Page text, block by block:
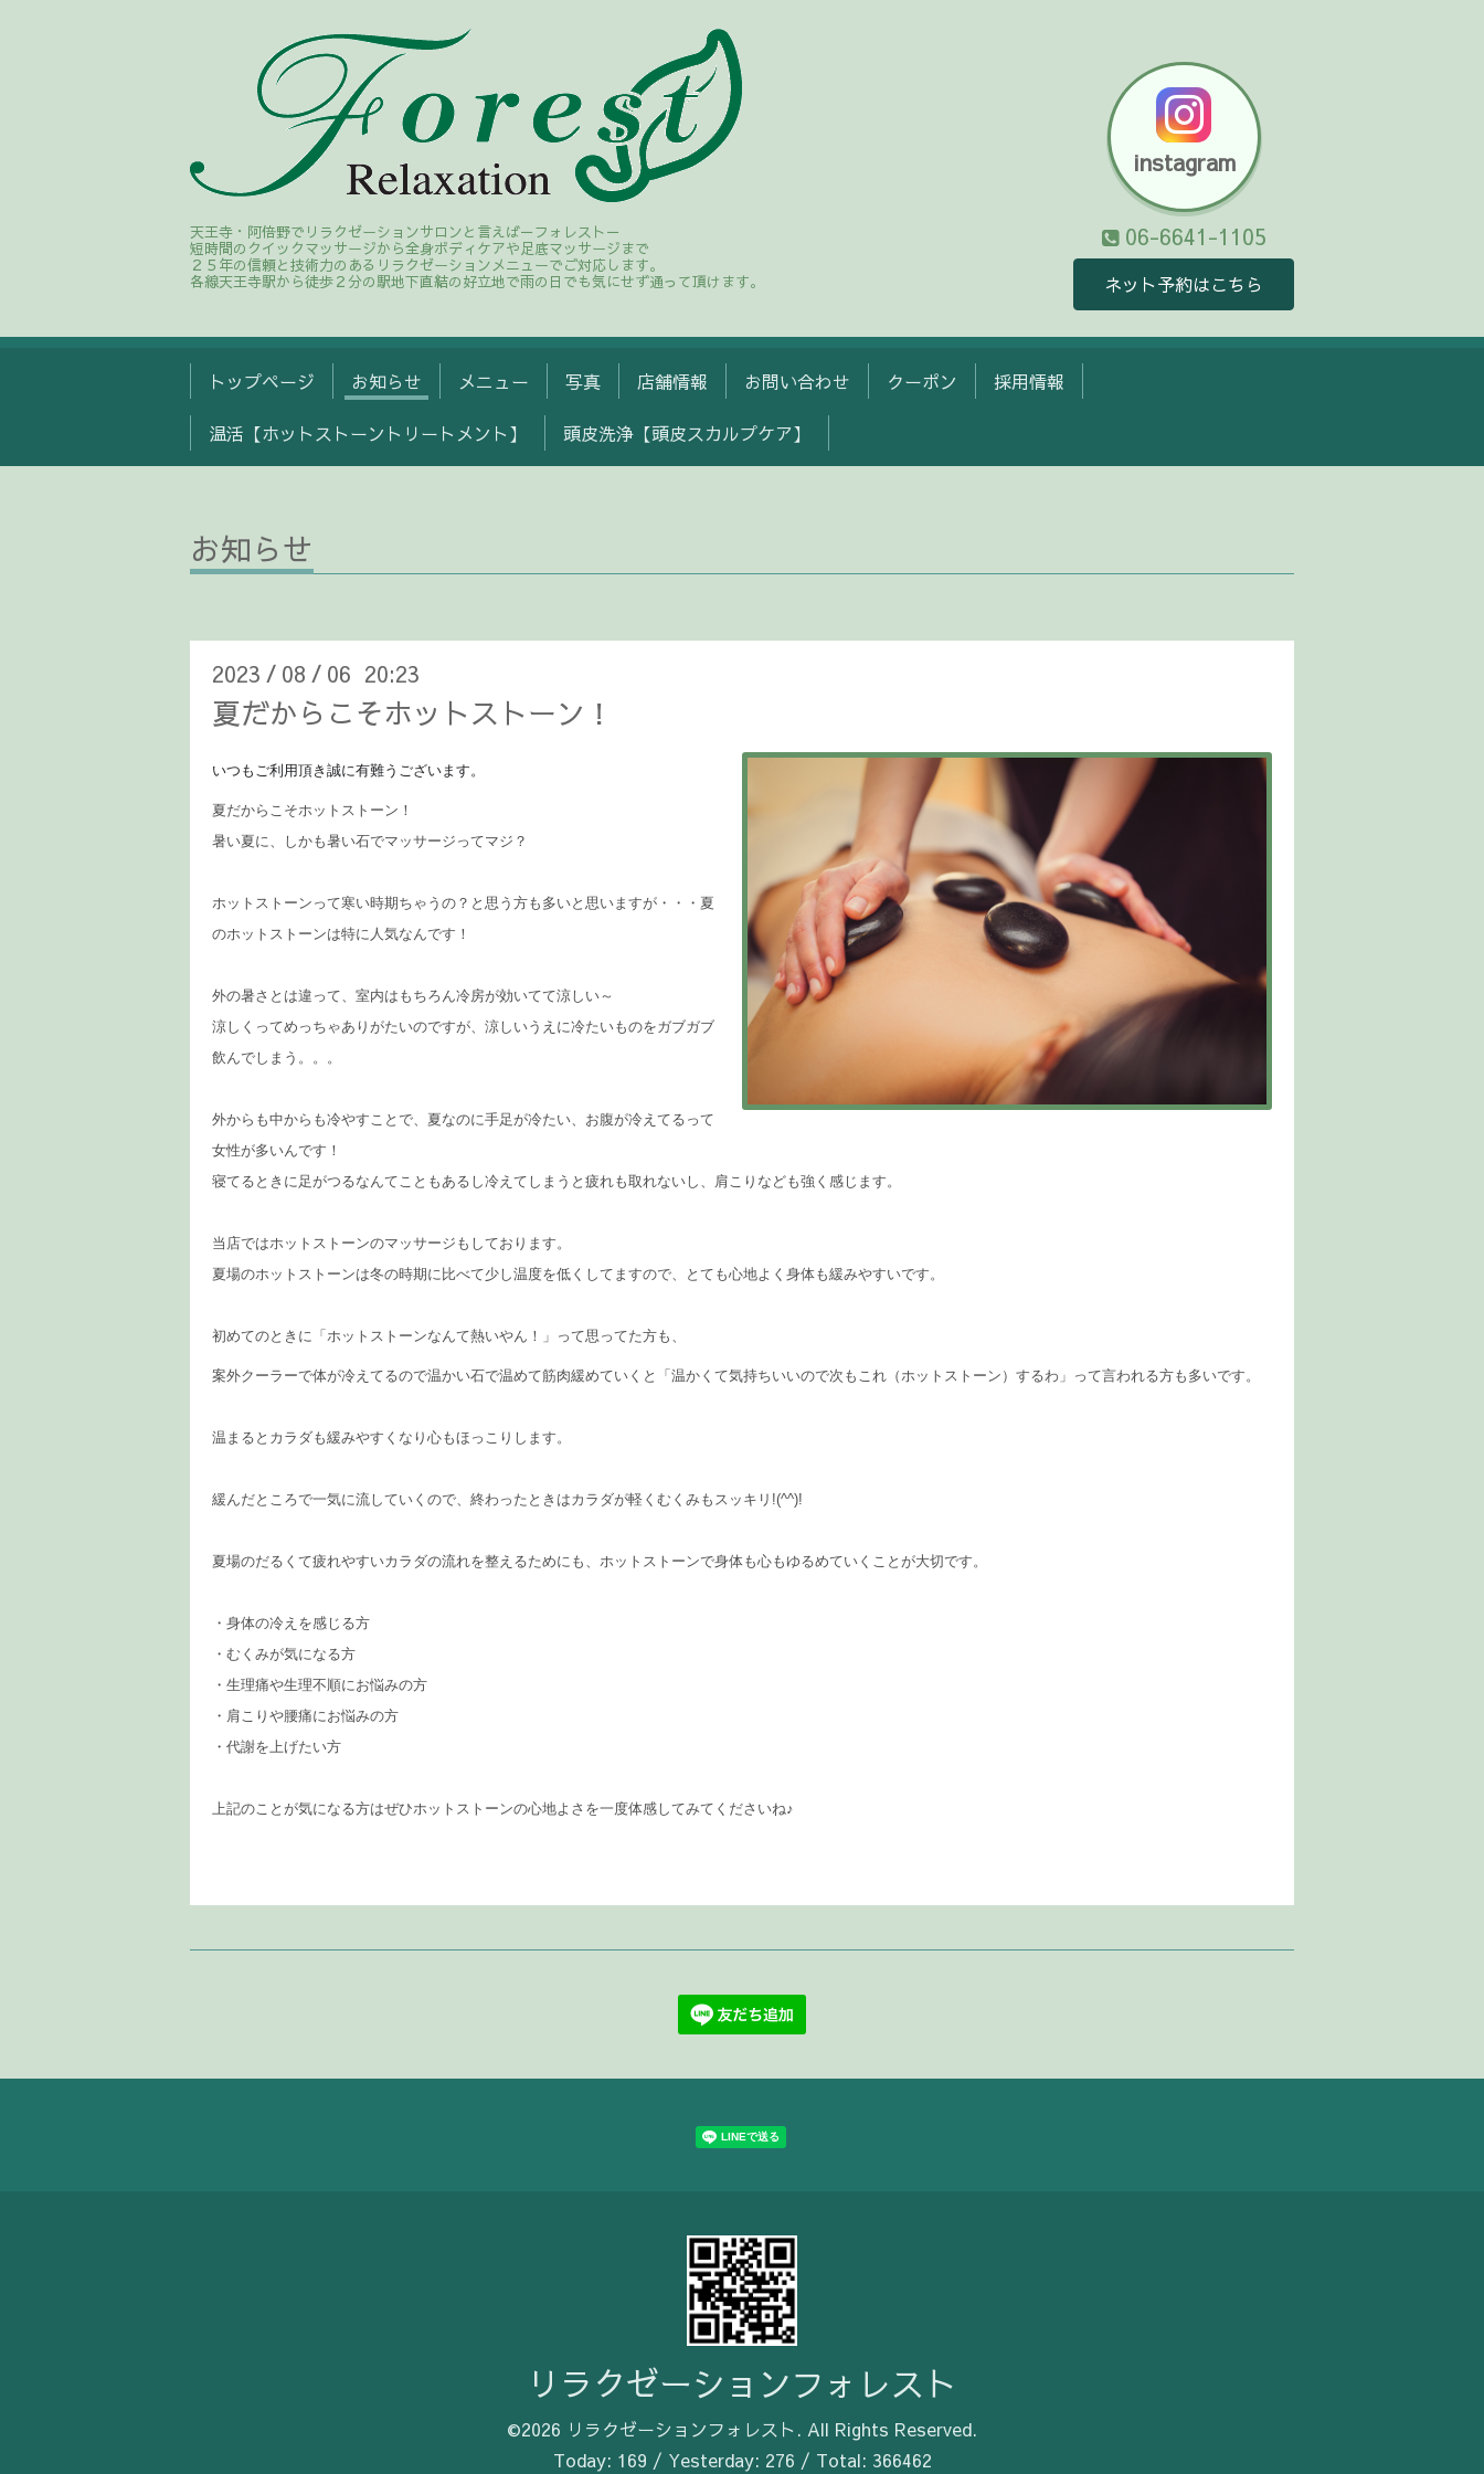
天王寺・阿倍野でリラクゼーションサロンと言えば－フォレスト－
短時間のクイックマッサージから全身ボディケアや足底マッサージまで
２５年の信頼と技術力のあるリラクゼーションメニューでご対応します。
各線天王寺駅から徒歩２分の駅地下直結の好立地で雨の日でも気にせず通って頂けます。
instagram
06-6641-1105
ネット予約はこちら
トップページ お知らせ メニュー 写真 店舗情報 お問い合わせ クーポン 採用情報
温活【ホットストーントリートメント】 頭皮洗浄【頭皮スカルプケア】
お知らせ
2023 / 08 / 06 20:23
夏だからこそホットストーン！
いつもご利用頂き誠に有難うございます。
夏だからこそホットストーン！
暑い夏に、しかも暑い石でマッサージってマジ？
ホットストーンって寒い時期ちゃうの？と思う方も多いと思いますが・・・夏
のホットストーンは特に人気なんです！
外の暑さとは違って、室内はもちろん冷房が効いてて涼しい～
涼しくってめっちゃありがたいのですが、涼しいうえに冷たいものをガブガブ
飲んでしまう。。。
外からも中からも冷やすことで、夏なのに手足が冷たい、お腹が冷えてるって
女性が多いんです！
寝てるときに足がつるなんてこともあるし冷えてしまうと疲れも取れないし、肩こりなども強く感じます。
当店ではホットストーンのマッサージもしております。
夏場のホットストーンは冬の時期に比べて少し温度を低くしてますので、とても心地よく身体も緩みやすいです。
初めてのときに「ホットストーンなんて熱いやん！」って思ってた方も、
案外クーラーで体が冷えてるので温かい石で温めて筋肉緩めていくと「温かくて気持ちいいので次もこれ（ホットストーン）するわ」って言われる方も多いです。
温まるとカラダも緩みやすくなり心もほっこりします。
緩んだところで一気に流していくので、終わったときはカラダが軽くむくみもスッキリ!(^^)!
夏場のだるくて疲れやすいカラダの流れを整えるためにも、ホットストーンで身体も心もゆるめていくことが大切です。
・身体の冷えを感じる方
・むくみが気になる方
・生理痛や生理不順にお悩みの方
・肩こりや腰痛にお悩みの方
・代謝を上げたい方
上記のことが気になる方はぜひホットストーンの心地よさを一度体感してみてくださいね♪
リラクゼーションフォレスト
©2026 リラクゼーションフォレスト . All Rights Reserved.
Today: 169 / Yesterday: 276 / Total: 366462